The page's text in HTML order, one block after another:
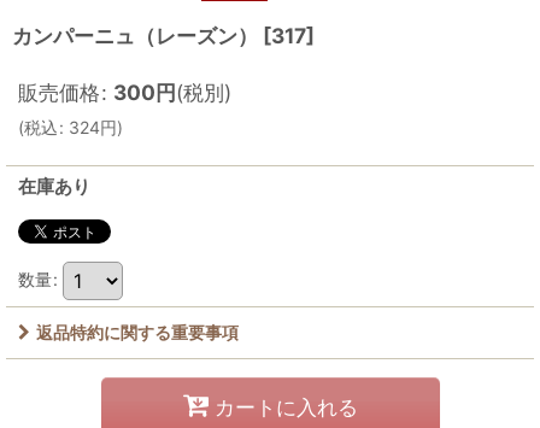
カンパーニュ（レーズン） [317]
販売価格: 300円(税別)
(税込: 324円)
在庫あり
数量:
返品特約に関する重要事項
カートに入れる